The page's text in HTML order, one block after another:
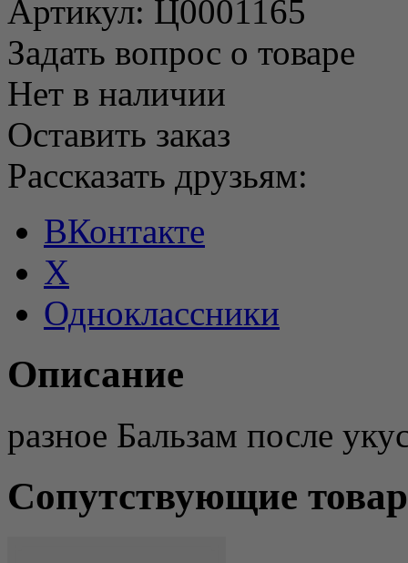
Артикул: Ц0001165
Задать вопрос о товаре
Нет в наличии
Оставить заказ
Рассказать друзьям:
ВКонтакте
X
Одноклассники
Описание
разное Бальзам после
Сопутствующие